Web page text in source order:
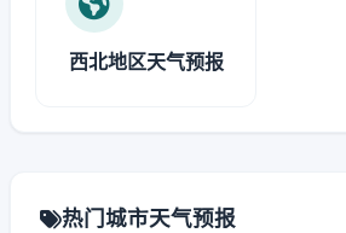
西北地区天气预报
热门城市天气预报